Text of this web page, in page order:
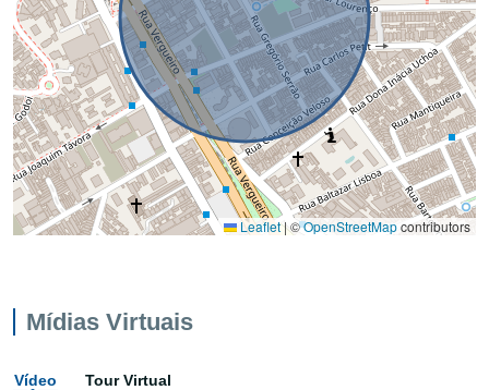
Leaflet|©OpenStreetMapcontributors
Mídias Virtuais
Vídeo Tour Virtual